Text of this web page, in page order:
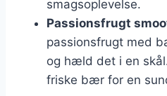
smagsoplevelse.
Passionsfrugt
passionsfrugt med
og hæld det i en
friske bær for en